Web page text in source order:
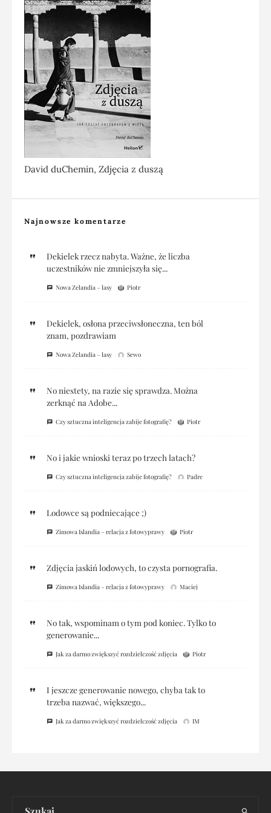
David duChemin, Zdjęcia z duszą
Najnowsze komentarze
Dekielek rzecz nabyta. Ważne, że liczba
uczestników nie zmniejszyła się...
Nowa Zelandia – lasy Piotr
Dekielek, osłona przeciwsłoneczna, ten ból
znam, pozdrawiam
Nowa Zelandia – lasy Sewo
No niestety, na razie się sprawdza. Można
zerknąć na Adobe...
Czy sztuczna inteligencja zabije fotografię? Piotr
No i jakie wnioski teraz po trzech latach?
Czy sztuczna inteligencja zabije fotografię? Padre
Lodowce są podniecające ;)
Zimowa Islandia – relacja z fotowyprawy Piotr
Zdjęcia jaskiń lodowych, to czysta pornografia.
Zimowa Islandia – relacja z fotowyprawy Maciej
No tak, wspominam o tym pod koniec. Tylko to
generowanie...
Jak za darmo zwiększyć rozdzielczość zdjęcia Piotr
I jeszcze generowanie nowego, chyba tak to
trzeba nazwać, większego...
Jak za darmo zwiększyć rozdzielczość zdjęcia IM